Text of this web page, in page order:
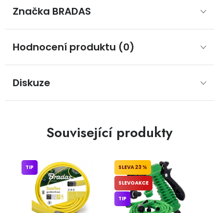
Značka BRADAS
Hodnocení produktu (0)
Diskuze
Související produkty
TIP 23 %
SLEVOAKCE
TIP